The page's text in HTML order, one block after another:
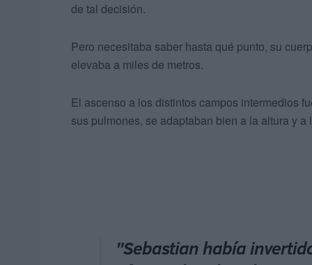
de tal decisión.
Pero necesitaba saber hasta qué punto, su
elevaba a miles de metros.
El ascenso a los distintos campos intermedios
sus pulmones, se adaptaban bien a la altura y
"Sebastian había